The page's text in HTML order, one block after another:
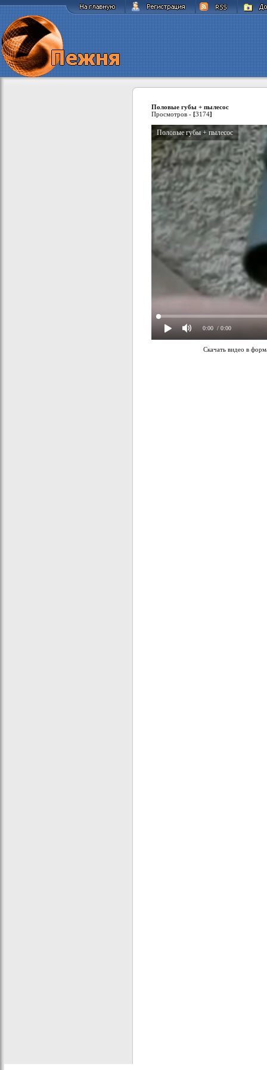
Половые губы + пылесос
Просмотров - [3174]
Половые губы + пылесос
0:00 / 0:00
Скачать видео в